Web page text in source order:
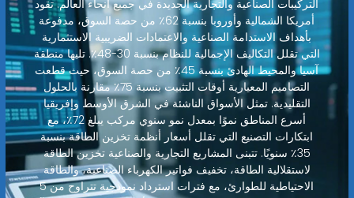
التركيبات الصناعية والتجارية الجديدة في جميع أنحاء العالم. تقود
أمريكا الشمالية وأوروبا بنسبة 62٪ من حصة السوق، مدفوعة
بأهداف الاستدامة الصناعية والاعتمادات الضريبية الاستثمارية
التي تقلل التكاليف الإجمالية للنظام بنسبة 30-48٪. تليها منطقة
آسيا والمحيط الهادئ بنسبة 45٪ من حصة السوق، حيث قطعت
التصاميم المعيارية أوقات التثبيت بنسبة 75٪ مقارنة بالحلول
التقليدية. تمثل الأسواق الناشئة في الشرق الأوسط وإفريقيا
أسرع المناطق نموًا بمعدل نمو سنوي مركب يبلغ 72٪، مع
ابتكارات التصنيع التي تقلل أسعار أنظمة تخزين الطاقة بنسبة
35٪ سنويًا. تتبنى المشاريع التجارية والصناعية تخزين الطاقة
لاستقلالية الطاقة، تخفيف فواتير الكهرباء الصناعية، والطاقة
الاحتياطية للطوارئ، مع فترات استرداد نموذجية تتراوح من 5